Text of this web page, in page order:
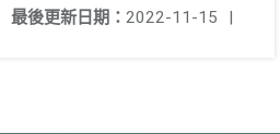
最後更新日期： 2022-11-15 |